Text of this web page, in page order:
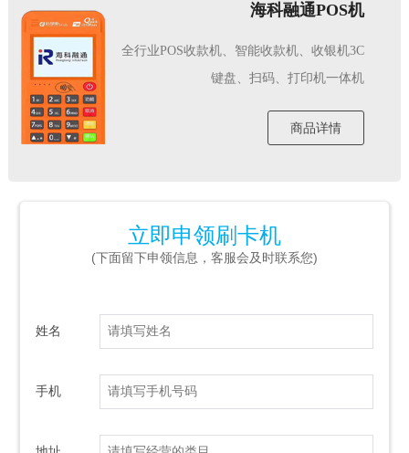
海科融通POS机
全行业POS收款机、智能收款机、收银机3C
键盘、扫码、打印机一体机
商品详情